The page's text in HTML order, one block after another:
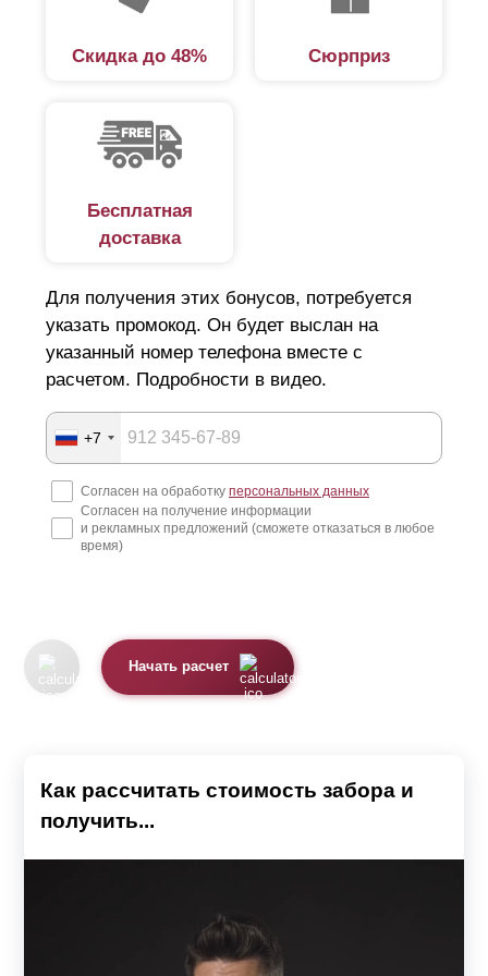
Скидка до 48% Сюрприз
Бесплатная
доставка
Для получения этих бонусов, потребуется
указать промокод. Он будет выслан на
указанный номер телефона вместе с
расчетом. Подробности в видео.
+7
Согласен на обработку персональных данных
Согласен на получение информации
и рекламных предложений (сможете отказаться в любое
время)
Начать расчет
Как рассчитать стоимость забора и
получить...